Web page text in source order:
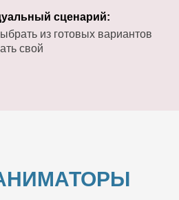
сценарий:
из готовых вариантов
свой